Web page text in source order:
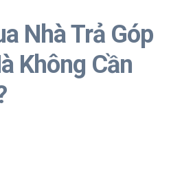
Nhà Trả Góp
Không Cần